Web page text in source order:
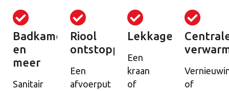
Badkamer
en
meer
Sanitair
Riool
ontstopping
Een
afvoerput
Lekkage
Een
kraan
of
of